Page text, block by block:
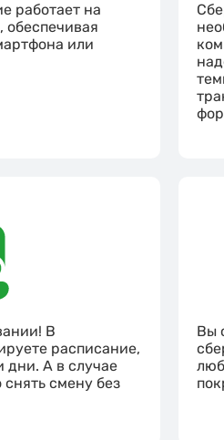
работает на
обеспечивая
или
В
расписание,
дни. А в случае
смену без
Вы